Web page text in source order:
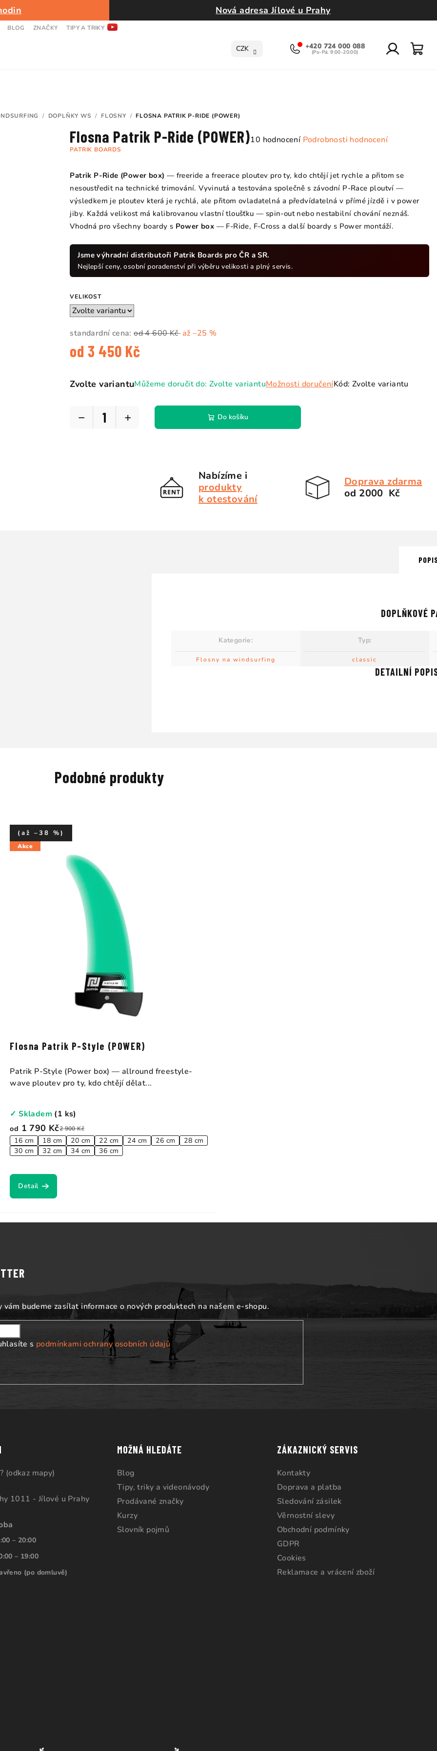
Nová adresa Jílové u Prahy
BLOG ZNAČKY TIPY A TRIKY
CZK +420 724 000 088
/ DOPLŇKY WS / FLOSNY / FLOSNA PATRIK P-RIDE (POWER)
PATRIK BOARDS
Flosna Patrik P-Ride (POWER)Průměrné
je
4,8
z
5
hvězdiček.
10 hodnocení Podrobnosti hodnocení
Patrik P-Ride (Power box) — freeride a freerace ploutev pro ty, kdo chtějí jet rychle a přitom se
nesoustředit na technické trimování. Vyvinutá a testována společně s závodní P-Race ploutví —
výsledkem je ploutev která je rychlá, ale přitom ovladatelná a předvídatelná v přímé jízdě i v power
jiby. Každá velikost má kalibrovanou vlastní tloušťku — spin-out nebo nestabilní chování neznáš.
Vhodná pro všechny boardy s Power box — F-Ride, F-Cross a další boardy s Power montáží.
Jsme výhradní distributoři Patrik Boards pro ČR a SR.
Nejlepší ceny, osobní poradenství při výběru velikosti a plný servis.
VELIKOST
standardní cena: od 4 600 Kčaž –25 %
od 3 450 Kč
cena:
Zvolte variantuMůžeme doručit do: Zvolte variantuMožnosti doručeníKód: Zvolte variantu
+
− Do košíku
Nabízíme i
produkty
k otestování
Doprava zdarma
od 2000 Kč
DETAILNÍ
DOPLŇKOVÉ
Kategorie:
Flosny na windsurfing
Typ:
classic
Podobné produkty
Akce
Flosna Patrik P-Style (POWER)
od 1 790 Kč2 900 Kč
(až –38 %)
16 cm 18 cm 20 cm 22 cm 24 cm 26 cm
28 cm
30 cm
32 cm 34 cm 36 cm
✓ Skladem (1 ks)
Detail
Patrik P-Style (Power box) — allround freestyle-
wave ploutev pro ty, kdo chtějí dělat...
budeme zasílat informace o nových produktech na našem e-shopu.
s podmínkami ochrany osobních údajů
(odkaz mapy)
1011 - Jílové u Prahy
– 20:00
– 19:00
(po domluvě)
MOŽNÁ HLEDÁTE
Blog
Tipy, triky a videonávody
Prodávané značky
Kurzy
Slovník pojmů
ZÁKAZNICKÝ SERVIS
Kontakty
Doprava a platba
Sledování zásilek
Věrnostní slevy
Obchodní podmínky
GDPR
Cookies
Reklamace a vrácení zboží